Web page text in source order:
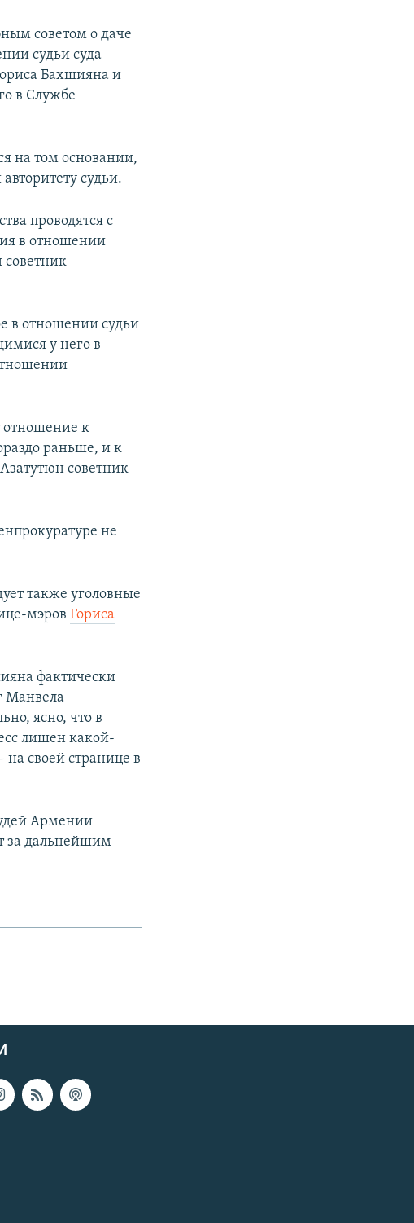
советом о даче
судьи суда
Бахшияна и
в Службе
на том основании,
судьи.
проводятся с
в отношении
советник
в отношении судьи
у него в
отношение к
раньше, и к
советник
не
также уголовные
мэровГориса
фактически
Манвела
ясно, что в
лишен какой-
своей странице в
Армении
за дальнейшим